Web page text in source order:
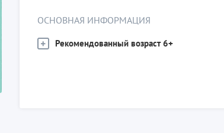
ОСНОВНАЯ ИНФОРМАЦИЯ
Рекомендованный возраст 6+